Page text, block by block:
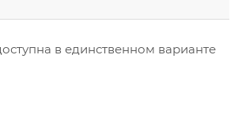
в единственном варианте